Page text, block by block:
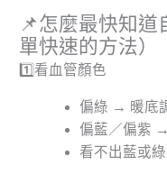
📌怎麼最快知道
單快速的方法）
1️⃣看血管顏色
偏綠 → 暖底
偏藍／偏紫
看不出藍或